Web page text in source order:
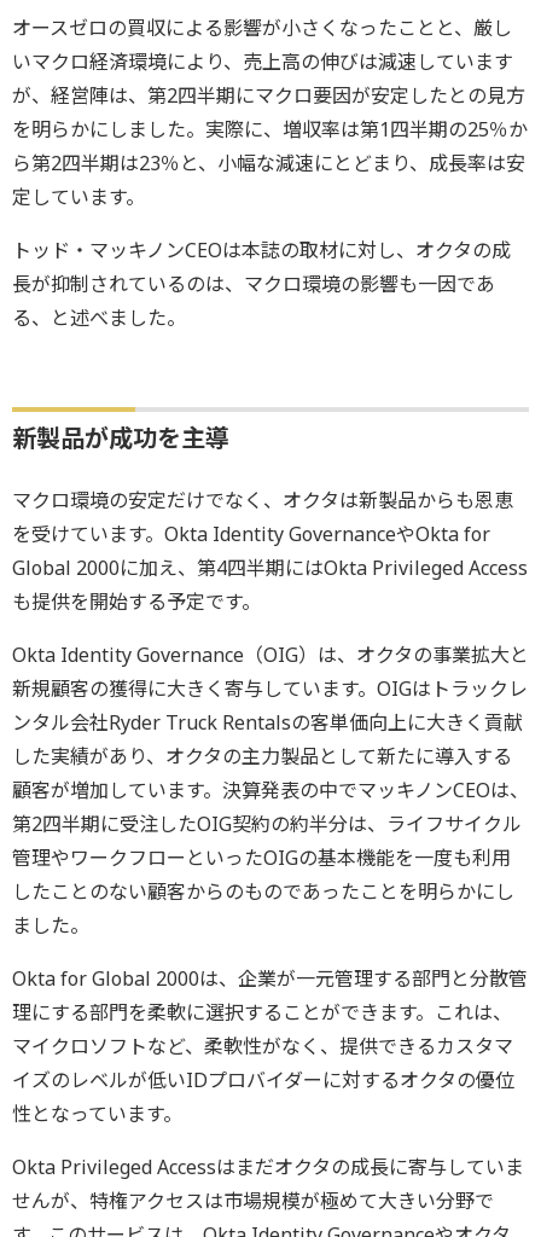
オースゼロの買収による影響が小さくなったことと、厳し
いマクロ経済環境により、売上高の伸びは減速しています
が、経営陣は、第2四半期にマクロ要因が安定したとの見方
を明らかにしました。実際に、増収率は第1四半期の25％か
ら第2四半期は23％と、小幅な減速にとどまり、成長率は安
定しています。
トッド・マッキノンCEOは本誌の取材に対し、オクタの成
長が抑制されているのは、マクロ環境の影響も一因であ
る、と述べました。
新製品が成功を主導
マクロ環境の安定だけでなく、オクタは新製品からも恩恵
を受けています。Okta Identity GovernanceやOkta for
Global 2000に加え、第4四半期にはOkta Privileged Access
も提供を開始する予定です。
Okta Identity Governance（OIG）は、オクタの事業拡大と
新規顧客の獲得に大きく寄与しています。OIGはトラックレ
ンタル会社Ryder Truck Rentalsの客単価向上に大きく貢献
した実績があり、オクタの主力製品として新たに導入する
顧客が増加しています。決算発表の中でマッキノンCEOは、
第2四半期に受注したOIG契約の約半分は、ライフサイクル
管理やワークフローといったOIGの基本機能を一度も利用
したことのない顧客からのものであったことを明らかにし
ました。
Okta for Global 2000は、企業が一元管理する部門と分散管
理にする部門を柔軟に選択することができます。これは、
マイクロソフトなど、柔軟性がなく、提供できるカスタマ
イズのレベルが低いIDプロバイダーに対するオクタの優位
性となっています。
Okta Privileged Accessはまだオクタの成長に寄与していま
せんが、特権アクセスは市場規模が極めて大きい分野で